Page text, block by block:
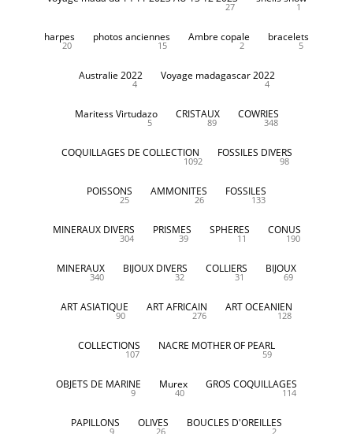
27 1
harpes
20
photos anciennes
15
Ambre copale
2
bracelets
5
Australie 2022
4
Voyage madagascar 2022
4
Maritess Virtudazo
5
CRISTAUX
89
COWRIES
348
COQUILLAGES DE COLLECTION
1092
FOSSILES DIVERS
98
POISSONS
25
AMMONITES
26
FOSSILES
133
MINERAUX DIVERS
304
PRISMES
39
SPHERES
11
CONUS
190
MINERAUX
340
BIJOUX DIVERS
32
COLLIERS
31
BIJOUX
69
ART ASIATIQUE
90
ART AFRICAIN
276
ART OCEANIEN
128
COLLECTIONS
107
NACRE MOTHER OF PEARL
59
OBJETS DE MARINE
9
Murex
40
GROS COQUILLAGES
114
PAPILLONS
9
OLIVES
26
BOUCLES D'OREILLES
2